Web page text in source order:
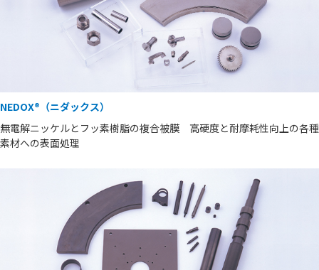
NEDOX®（ニダックス）
無電解ニッケルとフッ素樹脂の複合被膜 高硬度と耐摩耗性向上の各種
素材への表面処理